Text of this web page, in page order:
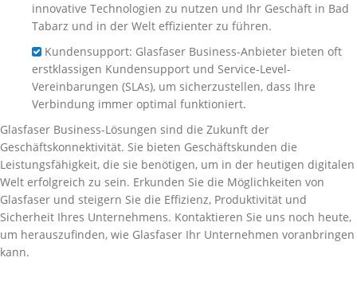
innovative Technologien zu nutzen und Ihr Geschäft in Bad
Tabarz und in der Welt effizienter zu führen.
Kundensupport: Glasfaser Business-Anbieter bieten oft
erstklassigen Kundensupport und Service-Level-
Vereinbarungen (SLAs), um sicherzustellen, dass Ihre
Verbindung immer optimal funktioniert.
Glasfaser Business-Lösungen sind die Zukunft der
Geschäftskonnektivität. Sie bieten Geschäftskunden die
Leistungsfähigkeit, die sie benötigen, um in der heutigen digitalen
Welt erfolgreich zu sein. Erkunden Sie die Möglichkeiten von
Glasfaser und steigern Sie die Effizienz, Produktivität und
Sicherheit Ihres Unternehmens. Kontaktieren Sie uns noch heute,
um herauszufinden, wie Glasfaser Ihr Unternehmen voranbringen
kann.